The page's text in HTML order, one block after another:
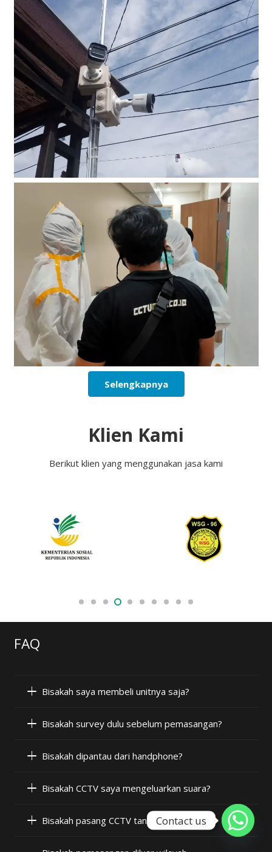
Selengkapnya
Klien Kami
Berikut klien yang menggunakan jasa kami
FAQ
Bisakah saya membeli unitnya saja?
Bisakah survey dulu sebelum pemasangan?
Bisakah dipantau dari handphone?
Bisakah CCTV saya mengeluarkan suara?
Bisakah pasang CCTV tanpa internet?
Contact us